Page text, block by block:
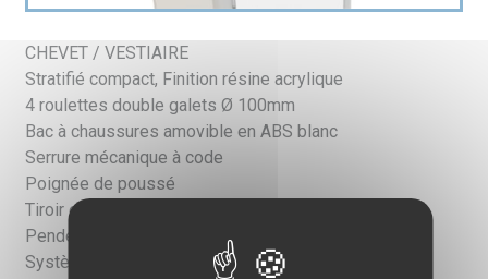
CHEVET / VESTIAIRE
Stratifié compact, Finition résine acrylique
4 roulettes double galets Ø 100mm
Bac à chaussures amovible en ABS blanc
Serrure mécanique à code
Poignée de poussé
Tiroir en en ABS blanc
Penderie pour vêtement
Système d’identification patient / fauteuil / chevet